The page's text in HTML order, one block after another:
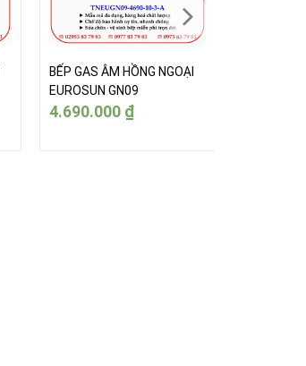
BẾP GAS ÂM HỒNG NGOẠI
EUROSUN GN09
4.690.000 ₫